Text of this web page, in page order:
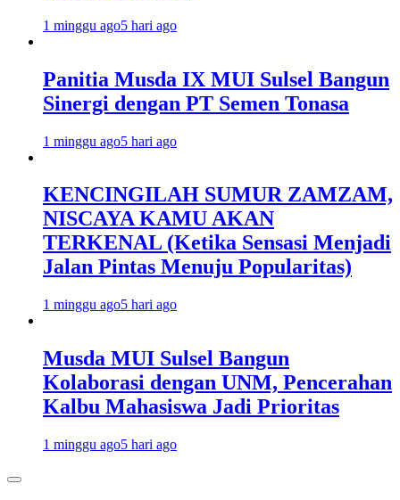
1 minggu ago5 hari ago
Panitia Musda IX MUI Sulsel Bangun
Sinergi dengan PT Semen Tonasa
1 minggu ago5 hari ago
KENCINGILAH SUMUR ZAMZAM,
NISCAYA KAMU AKAN
TERKENAL (Ketika Sensasi Menjadi
Jalan Pintas Menuju Popularitas)
1 minggu ago5 hari ago
Musda MUI Sulsel Bangun
Kolaborasi dengan UNM, Pencerahan
Kalbu Mahasiswa Jadi Prioritas
1 minggu ago5 hari ago